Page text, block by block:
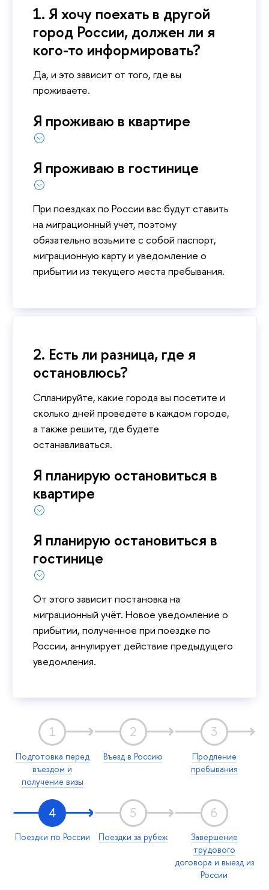
1. Я хочу поехать в другой
город России, должен ли я
кого-то информировать?
Да, и это зависит от того, где вы
проживаете.
Я проживаю в квартире
Я проживаю в гостинице
При поездках по России вас будут ставить
на миграционный учёт, поэтому
обязательно возьмите с собой паспорт,
миграционную карту и уведомление о
прибытии из текущего места пребывания.
2. Есть ли разница, где я
остановлюсь?
Спланируйте, какие города вы посетите и
сколько дней проведёте в каждом городе,
а также решите, где будете
останавливаться.
Я планирую остановиться в
квартире
Я планирую остановиться в
гостинице
От этого зависит постановка на
миграционный учёт. Новое уведомление о
прибытии, полученное при поездке по
России, аннулирует действие предыдущего
уведомления.
1
Подготовка перед
въездом и
получение визы
2
Въезд в Россию
3
Продление
пребывания
4
Поездки по России
5
Поездки за рубеж
6
Завершение
трудового
договора и выезд из
России